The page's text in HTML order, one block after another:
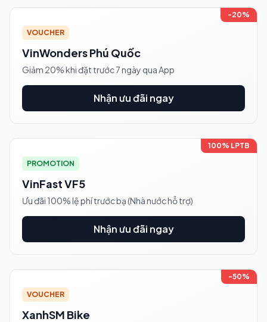
-20%
VOUCHER
VinWonders Phú Quốc
Giảm 20% khi đặt trước 7 ngày qua App
Nhận ưu đãi ngay
100% LPTB
PROMOTION
VinFast VF5
Ưu đãi 100% lệ phí trước bạ (Nhà nước hỗ trợ)
Nhận ưu đãi ngay
-50%
VOUCHER
XanhSM Bike